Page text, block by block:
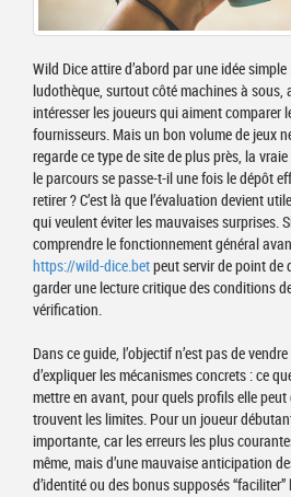
Wild Dice attire d’abord par une idée
ludothèque, surtout côté machines à sous,
intéresser les joueurs qui aiment comparer
fournisseurs. Mais un bon volume de jeux
regarde ce type de site de plus près, la
le parcours se passe-t-il une fois le dépôt
retirer ? C’est là que l’évaluation devient
qui veulent éviter les mauvaises surprises.
comprendre le fonctionnement général
https://wild-dice.betpeut servir de point de
garder une lecture critique des conditions
vérification.
Dans ce guide, l’objectif n’est pas de
d’expliquer les mécanismes concrets : ce
mettre en avant, pour quels profils elle
trouvent les limites. Pour un joueur
importante, car les erreurs les plus
même, mais d’une mauvaise anticipation
d’identité ou des bonus supposés